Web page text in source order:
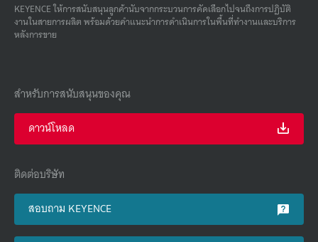
KEYENCE ให้การสนับสนุนลูกค้านับจากกระบวนการคัดเลือกไปจนถึงการปฏิบัติ
งานในสายการผลิต พร้อมด้วยคําแนะนําการดําเนินการในพื้นที่ทํางานและบริการ
หลังการขาย
สำหรับการสนับสนุนของคุณ
ดาวน์โหลด
ติดต่อบริษัท
สอบถาม KEYENCE